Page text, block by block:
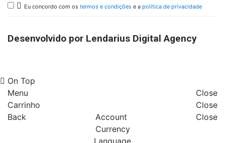
 Eu concordo com os termos e condições e a política de privacidade
Desenvolvido por Lendarius Digital Agency
On Top
Menu
Close
Carrinho
Close
Back
Account
Close
Currency
Language